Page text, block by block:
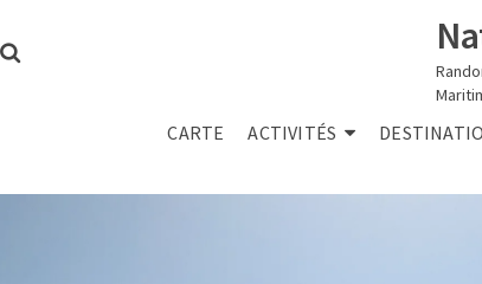
CARTE ACTIVITÉS